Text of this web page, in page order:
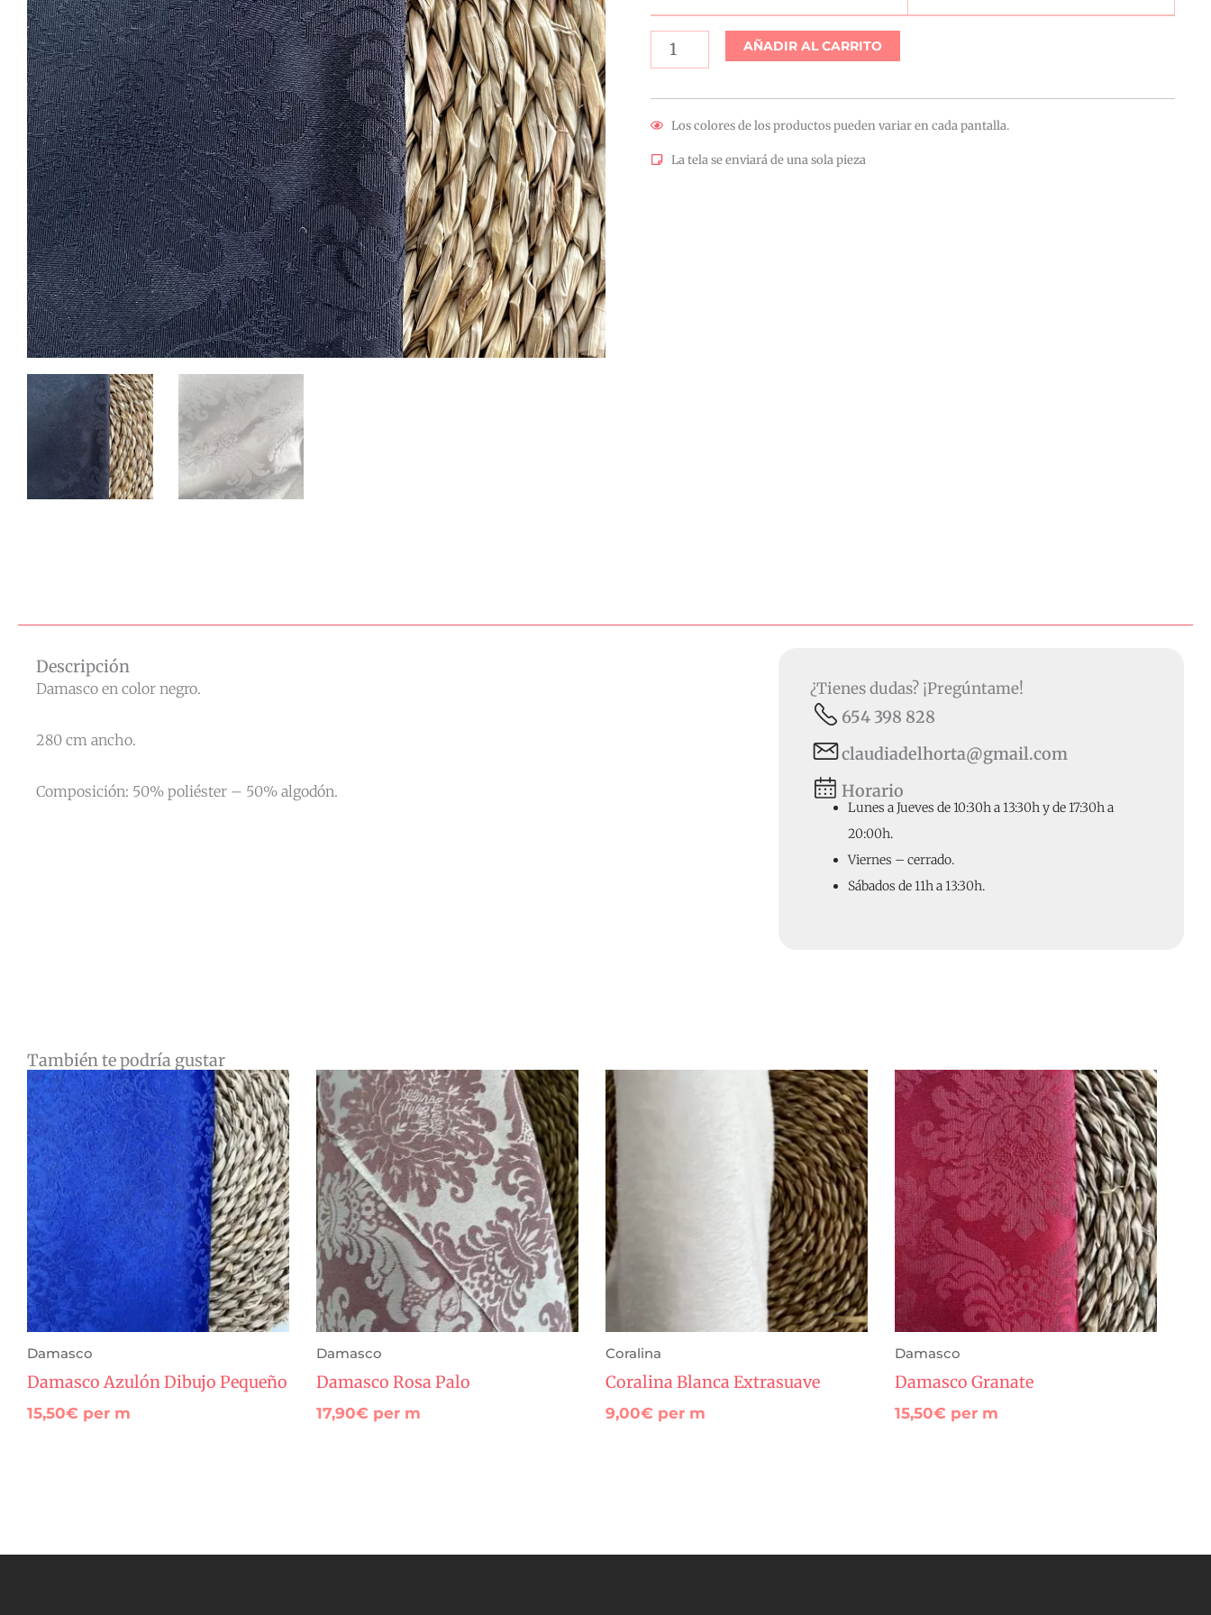
AÑADIR AL CARRITO
Los colores de los productos pueden variar en cada pantalla.
La tela se enviará de una sola pieza
Descripción
Damasco en color negro.
280 cm ancho.
Composición: 50% poliéster – 50% algodón.
¿Tienes dudas? ¡Pregúntame!
654 398 828
claudiadelhorta@gmail.com
Horario
Lunes a Jueves de 10:30h a 13:30h y de 17:30h a
20:00h.
Viernes – cerrado.
Sábados de 11h a 13:30h.
También te podría gustar
Damasco
Damasco Azulón Dibujo Pequeño
15,50€ per m
Damasco
Damasco Rosa Palo
17,90€ per m
Coralina
Coralina Blanca Extrasuave
9,00€ per m
Damasco
Damasco Granate
15,50€ per m